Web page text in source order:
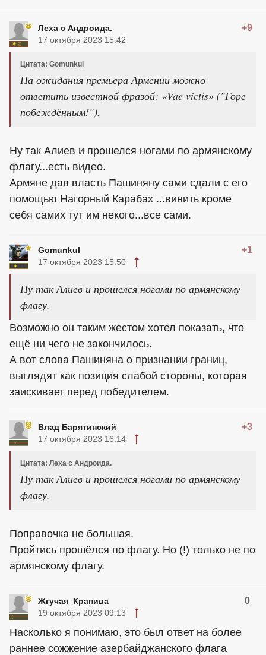
Леха с Андроида. +9
17 октября 2023 15:42
Цитата: Gomunkul
На ожидания премьера Армении можно
ответить известной фразой: «Vae victis» ("Горе
побеждённым!").
Ну так Алиев и прошелся ногами по армянскому
флагу...есть видео.
Армяне дав власть Пашиняну сами сдали с его
помощью Нагорный Карабах ...винить кроме
себя самих тут им некого...все сами.
Gomunkul +1
17 октября 2023 15:50
Ну так Алиев и прошелся ногами по армянскому
флагу.
Возможно он таким жестом хотел показать, что
ещё ни чего не закончилось.
А вот слова Пашиняна о признании границ,
выглядят как позиция слабой стороны, которая
заискивает перед победителем.
Влад Барятинский +3
17 октября 2023 16:14
Цитата: Леха с Андроида.
Ну так Алиев и прошелся ногами по армянскому
флагу.
Поправочка не большая.
Пройтись прошёлся по флагу. Но (!) только не по
армянскому флагу.
Жгучая_Крапива 0
19 октября 2023 09:13
Насколько я понимаю, это был ответ на более
раннее сожжение азербайджанского флага